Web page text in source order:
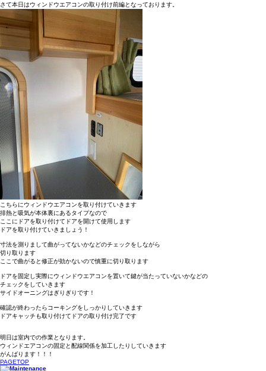
さて本日はウィンドウエアコンの取り付け前編となっております。
こちらにウィンドウエアコンを取り付けていきます
排熱と吸気が本体裏にあるタイプなので
ここにドアを取り付けてドアを開けて使用します
ドアを取り付けていきましょう！
寸法を測りまして曲がってないかなどのチェックをしながら
切り取ります
ここで曲がると修正が効かないので慎重に切り取ります
ドアを固定し実際にウィンドウエアコンを置いて鍵が当たっていないかなどの
チェックをしていきます
サイドオーニングはぎりぎりです！
確認が終わったらコーキングをしっかりしていきます
ドアキャッチも取り付けてドアの取り付け完了です
明日は室内での作業となります。
ウィンドエアコンの固定と配線関係を加工したりしていきます
がんばります！！！
PAGETOP